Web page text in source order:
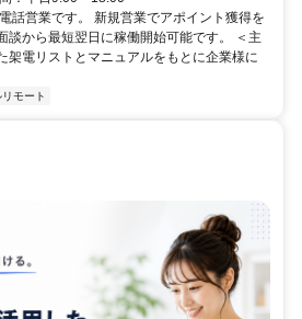
話営業です。 新規営業でアポイント獲得を
談から最短翌日に稼働開始可能です。 ＜主
架電リストとマニュアルをもとに企業様に
リモート